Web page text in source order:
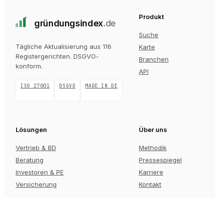
gründungsindex.de
Tägliche Aktualisierung aus 116
Registergerichten. DSGVO-
konform.
ISO 27001 DSGVO MADE IN DE
Produkt
Suche
Karte
Branchen
API
Lösungen
Vertrieb & BD
Beratung
Investoren & PE
Versicherung
Über uns
Methodik
Pressespiegel
Karriere
Kontakt